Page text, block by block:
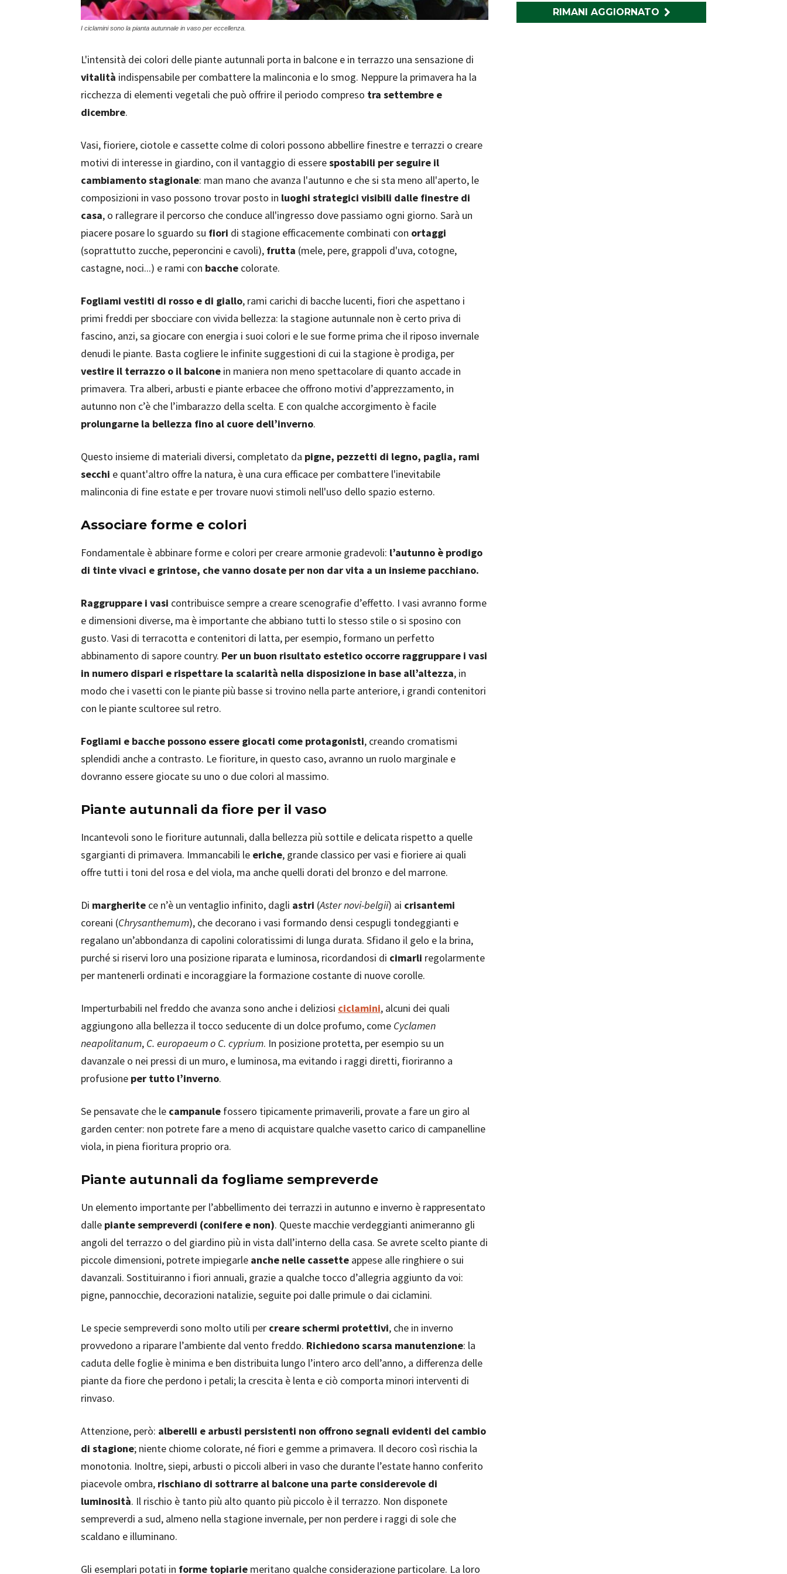
I ciclamini sono la pianta autunnale in vaso per eccellenza.
L'intensità dei colori delle piante autunnali porta in balcone e in terrazzo una sensazione di
vitalità indispensabile per combattere la malinconia e lo smog. Neppure la primavera ha la
ricchezza di elementi vegetali che può offrire il periodo compreso tra settembre e
dicembre.
Vasi, fioriere, ciotole e cassette colme di colori possono abbellire finestre e terrazzi o creare
motivi di interesse in giardino, con il vantaggio di esserespostabili per seguire il
cambiamento stagionale: man mano che avanza l'autunno e che si sta meno all'aperto, le
composizioni in vaso possono trovar posto in luoghi strategici visibili dalle finestre di
casa, o rallegrare il percorso che conduce all'ingresso dove passiamo ogni giorno. Sarà un
piacere posare lo sguardo su fiori di stagione efficacemente combinati con ortaggi
(soprattutto zucche, peperoncini e cavoli), frutta (mele, pere, grappoli d'uva, cotogne,
castagne, noci...) e rami con bacche colorate.
Fogliami vestiti di rosso e di giallo, rami carichi di bacche lucenti, fiori che aspettano i
primi freddi per sbocciare con vivida bellezza: la stagione autunnale non è certo priva di
fascino, anzi, sa giocare con energia i suoi colori e le sue forme prima che il riposo invernale
denudi le piante. Basta cogliere le infinite suggestioni di cui la stagione è prodiga, per
vestire il terrazzo o il balcone in maniera non meno spettacolare di quanto accade in
primavera. Tra alberi, arbusti e piante erbacee che offrono motivi d’apprezzamento, in
autunno non c’è che l’imbarazzo della scelta. E con qualche accorgimento è facile
prolungarne la bellezza fino al cuore dell’inverno.
Questo insieme di materiali diversi, completato da pigne, pezzetti di legno, paglia, rami
secchi e quant'altro offre la natura, è una cura efficace per combattere l'inevitabile
malinconia di fine estate e per trovare nuovi stimoli nell'uso dello spazio esterno.
Associare forme e colori
Fondamentale è abbinare forme e colori per creare armonie gradevoli: l’autunno è prodigo
di tinte vivaci e grintose, che vanno dosate per non dar vita a un insieme pacchiano.
Raggruppare i vasi contribuisce sempre a creare scenografie d’effetto. I vasi avranno forme
e dimensioni diverse, ma è importante che abbiano tutti lo stesso stile o si sposino con
gusto. Vasi di terracotta e contenitori di latta, per esempio, formano un perfetto
abbinamento di sapore country. Per un buon risultato estetico occorre raggruppare i vasi
in numero dispari e rispettare la scalarità nella disposizione in base all’altezza, in
modo che i vasetti con le piante più basse si trovino nella parte anteriore, i grandi contenitori
con le piante scultoree sul retro.
Fogliami e bacche possono essere giocati come protagonisti, creando cromatismi
splendidi anche a contrasto. Le fioriture, in questo caso, avranno un ruolo marginale e
dovranno essere giocate su uno o due colori al massimo.
Piante autunnali da fiore per il vaso
Incantevoli sono le fioriture autunnali, dalla bellezza più sottile e delicata rispetto a quelle
sgargianti di primavera. Immancabili le eriche, grande classico per vasi e fioriere ai quali
offre tutti i toni del rosa e del viola, ma anche quelli dorati del bronzo e del marrone.
Di margherite ce n’è un ventaglio infinito, dagli astri (Aster novi-belgii) ai crisantemi
coreani (Chrysanthemum), che decorano i vasi formando densi cespugli tondeggianti e
regalano un’abbondanza di capolini coloratissimi di lunga durata. Sfidano il gelo e la brina,
purché si riservi loro una posizione riparata e luminosa, ricordandosi di cimarli regolarmente
per mantenerli ordinati e incoraggiare la formazione costante di nuove corolle.
Imperturbabili nel freddo che avanza sono anche i deliziosi ciclamini, alcuni dei quali
aggiungono alla bellezza il tocco seducente di un dolce profumo, come Cyclamen
neapolitanum, C. europaeum o C. cyprium. In posizione protetta, per esempio su un
davanzale o nei pressi di un muro, e luminosa, ma evitando i raggi diretti, fioriranno a
profusione per tutto l’inverno.
Se pensavate che le campanule fossero tipicamente primaverili, provate a fare un giro al
garden center: non potrete fare a meno di acquistare qualche vasetto carico di campanelline
viola, in piena fioritura proprio ora.
Piante autunnali da fogliame sempreverde
Un elemento importante per l’abbellimento dei terrazzi in autunno e inverno è rappresentato
dalle piante sempreverdi (conifere e non). Queste macchie verdeggianti animeranno gli
angoli del terrazzo o del giardino più in vista dall’interno della casa. Se avrete scelto piante di
piccole dimensioni, potrete impiegarle anche nelle cassette appese alle ringhiere o sui
davanzali. Sostituiranno i fiori annuali, grazie a qualche tocco d’allegria aggiunto da voi:
pigne, pannocchie, decorazioni natalizie, seguite poi dalle primule o dai ciclamini.
Le specie sempreverdi sono molto utili per creare schermi protettivi, che in inverno
provvedono a riparare l’ambiente dal vento freddo. Richiedono scarsa manutenzione: la
caduta delle foglie è minima e ben distribuita lungo l’intero arco dell’anno, a differenza delle
piante da fiore che perdono i petali; la crescita è lenta e ciò comporta minori interventi di
rinvaso.
Attenzione, però: alberelli e arbusti persistenti non offrono segnali evidenti del cambio
di stagione; niente chiome colorate, né fiori e gemme a primavera. Il decoro così rischia la
monotonia. Inoltre, siepi, arbusti o piccoli alberi in vaso che durante l’estate hanno conferito
piacevole ombra, rischiano di sottrarre al balcone una parte considerevole di
luminosità. Il rischio è tanto più alto quanto più piccolo è il terrazzo. Non disponete
sempreverdi a sud, almeno nella stagione invernale, per non perdere i raggi di sole che
scaldano e illuminano.
Gli esemplari potati in forme topiarie meritano qualche considerazione particolare. La loro
RIMANI AGGIORNATO